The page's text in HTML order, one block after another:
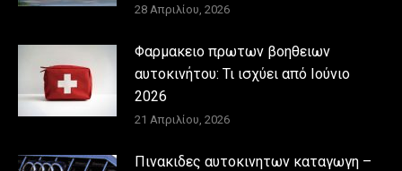
28 Απριλίου, 2026
Φαρμακειο πρωτων βοηθειων
αυτοκινήτου: Τι ισχύει από Ιούνιο
2026
21 Απριλίου, 2026
Πινακιδες αυτοκινητων καταγωγη –